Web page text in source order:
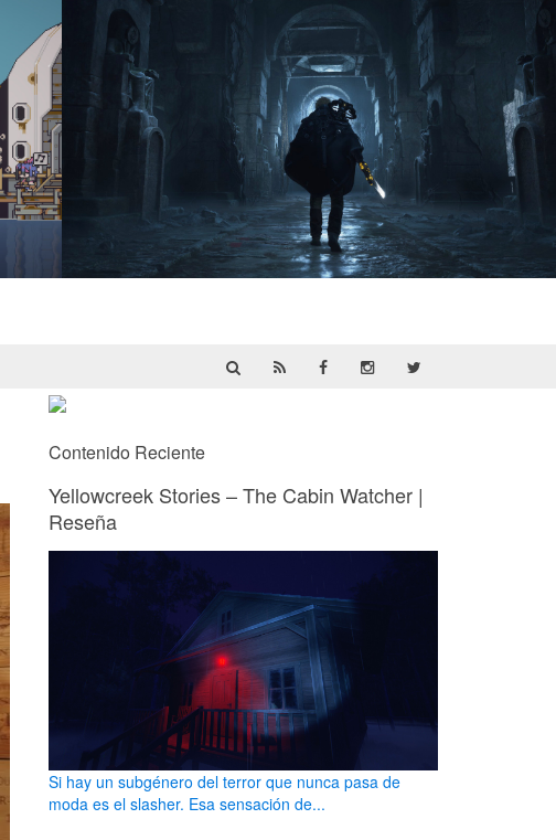
Contenido Reciente
Yellowcreek Stories – The Cabin Watcher |
Reseña
Si hay un subgénero del terror que nunca pasa de
moda es el slasher. Esa sensación de...